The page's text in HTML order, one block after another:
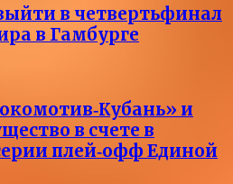
в четвертьфинал
в Гамбурге
и
в счете в
плей‑офф Единой